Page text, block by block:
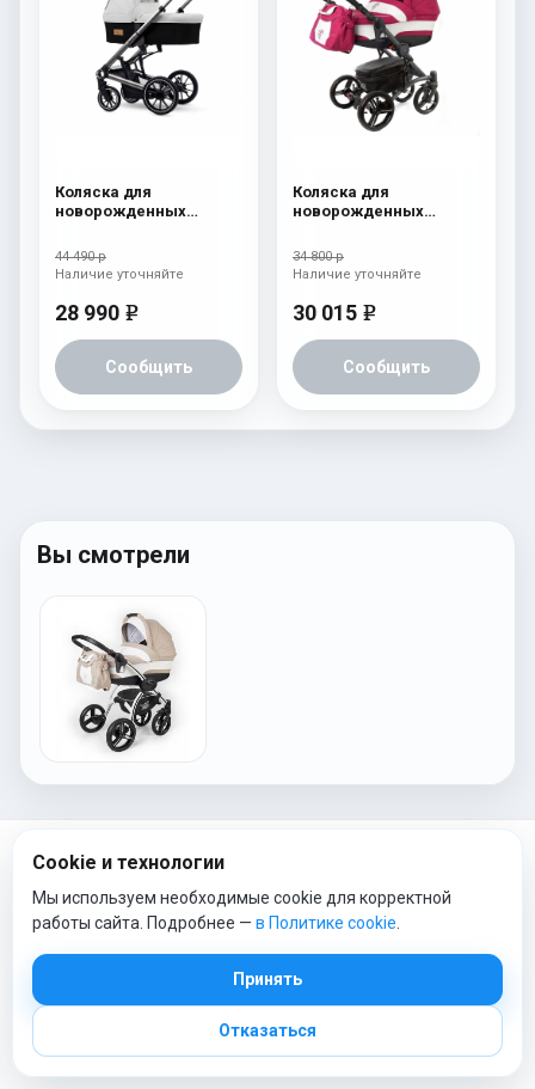
Коляска для
новорожденных
44 490 р
28 990 e
Сообщить
Наличие уточняйте
Коляска для
новорожденных
Graphite) Borduex
34 800 р
30 015 e
Сообщить
Наличие уточняйте
Вы смотрели
ТОП КАТЕГОРИИ
Cookie и технологии
Мы используем необходимые cookie для корректной
работы сайта. Подробнее — в Политике cookie
Принять
Отказаться